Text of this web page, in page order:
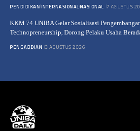
PENDIDIKANINTERNASIONALNASIONAL 7 AGUSTUS
KKM 74 UNIBA Gelar Sosialisasi
Technopreneurship, Dorong Pelaku Usaha
PENGABDIAN 3 AGUSTUS 2026